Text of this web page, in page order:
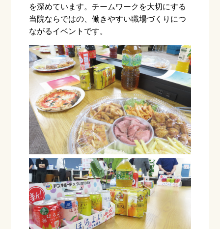
を深めています。チームワークを大切にする
当院ならではの、働きやすい職場づくりにつ
ながるイベントです。